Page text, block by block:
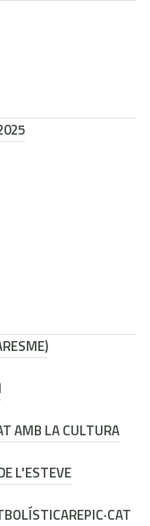
AMB LA CULTURA
L'ESTEVE
REPIC·CAT